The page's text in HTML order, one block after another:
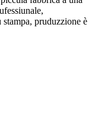
pruduzzione è